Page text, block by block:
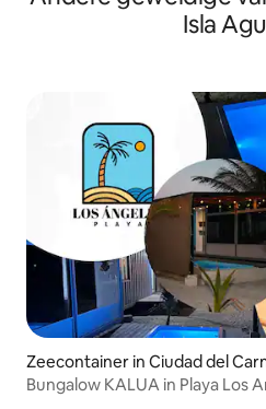
Isla
Zeecontainer in Ciudad del
Bungalow KALUA in Playa Los